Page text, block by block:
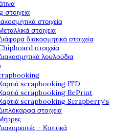
στοιχεία
στοιχεία
διακοσμητικά στοιχεία
στοιχεία
λουλούδια
scrapbooking ITD
scrapbooking RePrint
scrapbooking Scrapberry's
στοιχεία
- Κοπτικά